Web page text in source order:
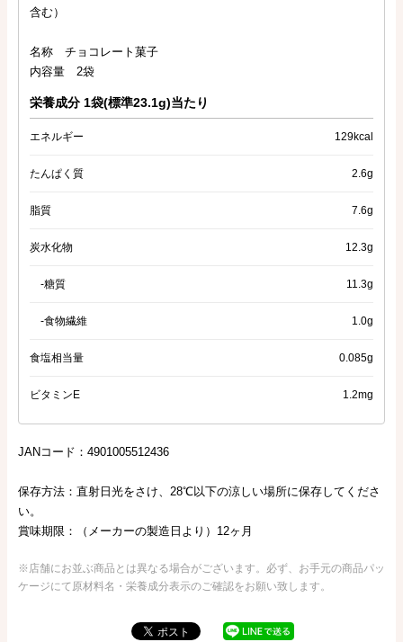
含む）
名称 チョコレート菓子
内容量 2袋
栄養成分 1袋(標準23.1g)当たり
エネルギー 129kcal
たんぱく質 2.6g
脂質 7.6g
炭水化物 12.3g
-糖質 11.3g
-食物繊維 1.0g
食塩相当量 0.085g
ビタミンE 1.2mg
JANコード：4901005512436
保存方法：直射日光をさけ、28℃以下の涼しい場所に保存してくださ
い。
賞味期限：（メーカーの製造日より）12ヶ月
※店舗にお並ぶ商品とは異なる場合がございます。必ず、お手元の商品パッ
ケージにて原材料名・栄養成分表示のご確認をお願い致します。